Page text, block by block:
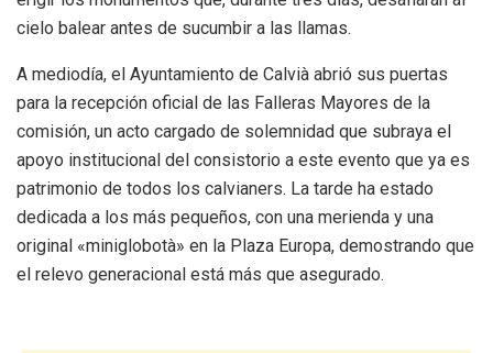
cielo balear antes de sucumbir a las llamas.
A mediodía, el Ayuntamiento de Calvià abrió sus puertas
para la recepción oficial de las Falleras Mayores de la
comisión, un acto cargado de solemnidad que subraya el
apoyo institucional del consistorio a este evento que ya es
patrimonio de todos los calvianers. La tarde ha estado
dedicada a los más pequeños, con una merienda y una
original «miniglobotà» en la Plaza Europa, demostrando que
el relevo generacional está más que asegurado.